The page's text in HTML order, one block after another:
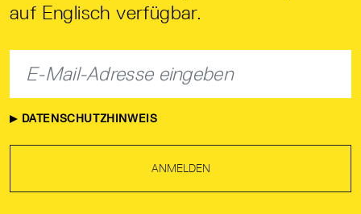
auf Englisch verfügbar.
DATENSCHUTZHINWEIS
ANMELDEN